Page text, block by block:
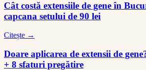
Cât costă extensiile de gene în
capcana setului de 90 lei
Citește →
Doare aplicarea de extensii de
+ 8 sfaturi pregătire